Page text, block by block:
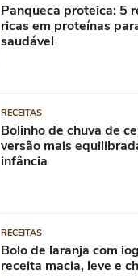
Panqueca proteica: 5
ricas em proteínas
saudável
RECEITAS
Bolinho de chuva de
versão mais
infância
RECEITAS
Bolo de laranja com
receita macia, leve e